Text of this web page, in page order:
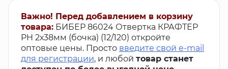
Важно! Перед добавлением в корзину
товара: БИБЕР 86024 Отвертка КРАФТЕР
PH 2х38мм (бочка) (12/120) откройте
оптовые цены. Просто введите свой e-mail
для регистрации, и любой товар станет